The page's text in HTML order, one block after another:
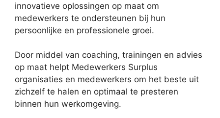
innovatieve oplossingen op maat om
medewerkers te ondersteunen bij hun
persoonlijke en professionele groei.
Door middel van coaching, trainingen en advies
op maat helpt Medewerkers Surplus
organisaties en medewerkers om het beste uit
zichzelf te halen en optimaal te presteren
binnen hun werkomgeving.